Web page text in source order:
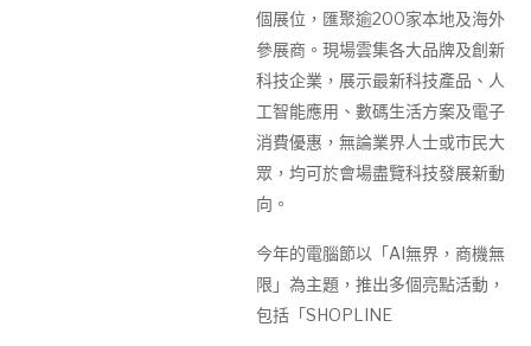
個展位，匯聚逾200家本地及海外
參展商。現場雲集各大品牌及創新
科技企業，展示最新科技產品、人
工智能應用、數碼生活方案及電子
消費優惠，無論業界人士或市民大
眾，均可於會場盡覽科技發展新動
向。
今年的電腦節以「AI無界，商機無
限」為主題，推出多個亮點活動，
包括「SHOPLINE